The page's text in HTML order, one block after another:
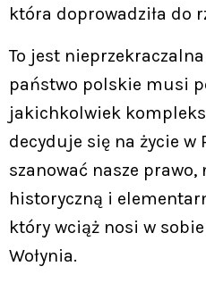
która doprowadziła do
To jest
państwo polskie musi
jakichkolwiek
decyduje się na życie w
szanować nasze prawo,
historyczną i
który wciąż nosi w
Wołynia.